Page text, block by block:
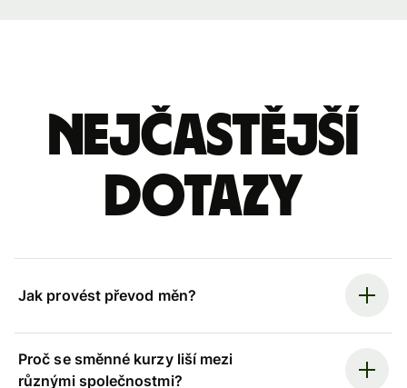
Nejčastější
dotazy
Jak provést převod měn?
Proč se směnné kurzy liší mezi
různými společnostmi?